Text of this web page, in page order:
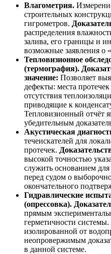
Влагометрия.
строительных
гигрометров.
распределения
залива, его границы и
возможные заявления о
Тепловизионное
(термография).
значение: Позволяет
дефекты: места
отсутствия
приводящие к
Тепловизионный отчёт
убедительным
Акустическая
течеискателей для
протечек.
высокой точностью
служить основанием для
перед судом о
окончательного
Гидравлические
(опрессовка).
прямым
герметичности
изолированной от
неопровержимым
в данной системе.